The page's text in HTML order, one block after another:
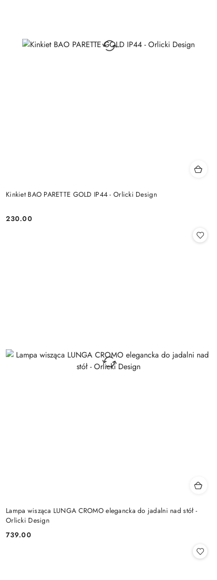
Kinkiet BAO PARETTE GOLD IP44 - Orlicki Design
Cena:
230.00
Lampa wisząca LUNGA CROMO elegancka do jadalni nad stół -
Orlicki Design
Cena:
739.00